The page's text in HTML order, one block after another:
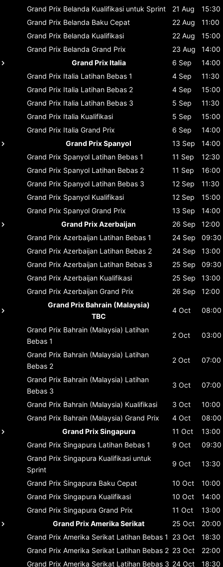
Grand Prix Belanda Kualifikasi untuk Sprint 21 Aug
15:30
Grand Prix Belanda Baku Cepat 22 Aug
11:00
Grand Prix Belanda Kualifikasi 22 Aug
15:00
Grand Prix Belanda Grand Prix 23 Aug
14:00
Grand Prix Italia
6 Sep
14:00
Grand Prix Italia Latihan Bebas 1 4 Sep
11:30
Grand Prix Italia Latihan Bebas 2 4 Sep
15:00
Grand Prix Italia Latihan Bebas 3 5 Sep
11:30
Grand Prix Italia Kualifikasi 5 Sep
15:00
Grand Prix Italia Grand Prix 6 Sep
14:00
Grand Prix Spanyol
13 Sep
14:00
Grand Prix Spanyol Latihan Bebas 1 11 Sep
12:30
Grand Prix Spanyol Latihan Bebas 2 11 Sep
16:00
Grand Prix Spanyol Latihan Bebas 3 12 Sep
11:30
Grand Prix Spanyol Kualifikasi 12 Sep
15:00
Grand Prix Spanyol Grand Prix 13 Sep
14:00
Grand Prix Azerbaijan
26 Sep
12:00
Grand Prix Azerbaijan Latihan Bebas 1 24 Sep
09:30
Grand Prix Azerbaijan Latihan Bebas 2 24 Sep
13:00
Grand Prix Azerbaijan Latihan Bebas 3 25 Sep
09:30
Grand Prix Azerbaijan Kualifikasi 25 Sep
13:00
Grand Prix Azerbaijan Grand Prix 26 Sep
12:00
Grand Prix Bahrain (Malaysia)
TBC
4 Oct 08:00
Grand Prix Bahrain (Malaysia) Latihan
Bebas 1
2 Oct 03:00
Grand Prix Bahrain (Malaysia) Latihan
Bebas 2
2 Oct 07:00
Grand Prix Bahrain (Malaysia) Latihan
Bebas 3
3 Oct 07:00
Grand Prix Bahrain (Malaysia) Kualifikasi 3 Oct
10:00
Grand Prix Bahrain (Malaysia) Grand Prix 4 Oct
08:00
Grand Prix Singapura
11 Oct
13:00
Grand Prix Singapura Latihan Bebas 1 9 Oct
09:30
Grand Prix Singapura Kualifikasi untuk
Sprint
9 Oct 13:30
Grand Prix Singapura Baku Cepat 10 Oct
10:00
Grand Prix Singapura Kualifikasi 10 Oct
14:00
Grand Prix Singapura Grand Prix 11 Oct
13:00
Grand Prix Amerika Serikat
25 Oct
20:00
Grand Prix Amerika Serikat Latihan Bebas 1 23 Oct
18:30
Grand Prix Amerika Serikat Latihan Bebas 2 23 Oct
22:00
Grand Prix Amerika Serikat Latihan Bebas 3 24 Oct 18:30